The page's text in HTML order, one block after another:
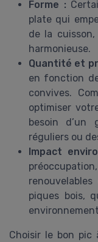
Forme :
plate qui
de la
harmonieuse.
Quantité et
en fonction
convives.
optimiser
besoin d’un
réguliers ou
Impact
piques bois,
Choisir le bon